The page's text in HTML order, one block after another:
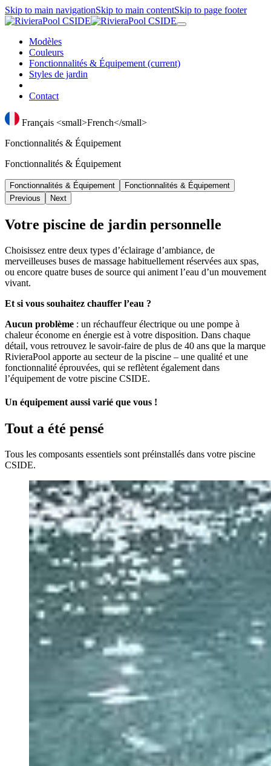
Skip to main navigationSkip to main contentSkip to page footer
Modèles
Couleurs
Fonctionnalités & Équipement (current)
Styles de jardin
Contact
Français <small>French</small>
Fonctionnalités & Équipement
Fonctionnalités & Équipement
Fonctionnalités & Équipement
Fonctionnalités & Équipement
Previous
Next
Votre piscine de jardin personnelle
Choisissez entre deux types d’éclairage d’ambiance, de
merveilleuses buses de massage habituellement réservées aux spas,
ou encore quatre buses de source qui animent l’eau d’un mouvement
vivant.
Et si vous souhaitez chauffer l’eau ?
Aucun problème : un réchauffeur électrique ou une pompe à
chaleur économe en énergie est à votre disposition. Dans chaque
détail, vous retrouvez le savoir-faire de plus de 40 ans que la marque
RivieraPool apporte au secteur de la piscine – une qualité et une
fonctionnalité éprouvées, qui se reflètent également dans
l’équipement de votre piscine CSIDE.
Un équipement aussi varié que vous !
Tout a été pensé
Tous les composants essentiels sont préinstallés dans votre piscine
CSIDE.